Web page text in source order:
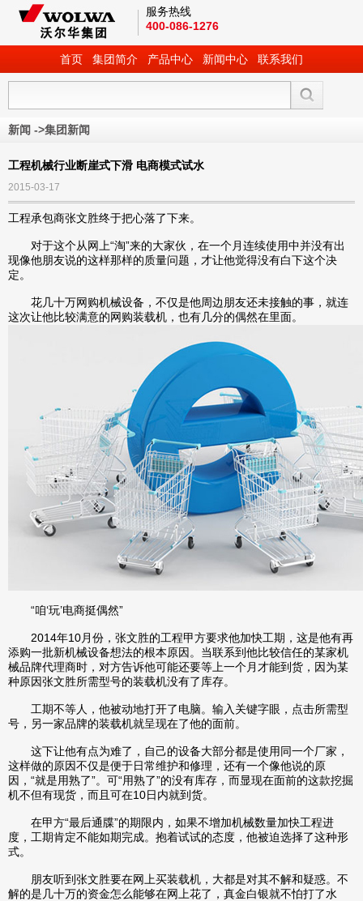
服务热线
400-086-1276
首页 集团简介 产品中心 新闻中心 联系我们
新闻 ->集团新闻
工程机械行业断崖式下滑 电商模式试水
2015-03-17
工程承包商张文胜终于把心落了下来。
对于这个从网上“淘”来的大家伙，在一个月连续使用中并没有出
现像他朋友说的这样那样的质量问题，才让他觉得没有白下这个决
定。
花几十万网购机械设备，不仅是他周边朋友还未接触的事，就连
这次让他比较满意的网购装载机，也有几分的偶然在里面。
“咱‘玩’电商挺偶然”
2014年10月份，张文胜的工程甲方要求他加快工期，这是他有再
添购一批新机械设备想法的根本原因。当联系到他比较信任的某家机
械品牌代理商时，对方告诉他可能还要等上一个月才能到货，因为某
种原因张文胜所需型号的装载机没有了库存。
工期不等人，他被动地打开了电脑。输入关键字眼，点击所需型
号，另一家品牌的装载机就呈现在了他的面前。
这下让他有点为难了，自己的设备大部分都是使用同一个厂家，
这样做的原因不仅是便于日常维护和修理，还有一个像他说的原
因，“就是用熟了”。可“用熟了”的没有库存，而显现在面前的这款挖掘
机不但有现货，而且可在10日内就到货。
在甲方“最后通牒”的期限内，如果不增加机械数量加快工程进
度，工期肯定不能如期完成。抱着试试的态度，他被迫选择了这种形
式。
朋友听到张文胜要在网上买装载机，大都是对其不解和疑惑。不
解的是几十万的资金怎么能够在网上花了，真金白银就不怕打了水